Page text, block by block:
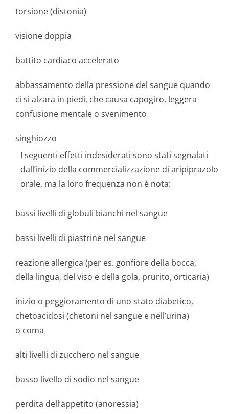
torsione (distonia)
visione doppia
battito cardiaco accelerato
abbassamento della pressione del sangue quando
ci si alzara in piedi, che causa capogiro, leggera
confusione mentale o svenimento
singhiozzo
I seguenti effetti indesiderati sono stati segnalati
dall’inizio della commercializzazione di aripiprazolo
orale, ma la loro frequenza non è nota:
bassi livelli di globuli bianchi nel sangue
bassi livelli di piastrine nel sangue
reazione allergica (per es. gonfiore della bocca,
della lingua, del viso e della gola, prurito, orticaria)
inizio o peggioramento di uno stato diabetico,
chetoacidosi (chetoni nel sangue e nell’urina)
o coma
alti livelli di zucchero nel sangue
basso livello di sodio nel sangue
perdita dell’appetito (anoressia)